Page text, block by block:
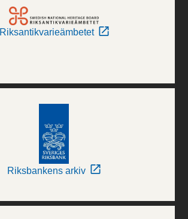
Riksantikvarieämbetet
Riksbankens arkiv